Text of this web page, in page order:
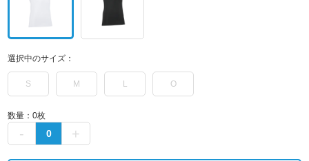
選択中のサイズ：
S M L O
数量：0枚